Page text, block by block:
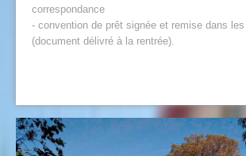
correspondance
- convention de prêt signée et remise dans
(document délivré à la rentrée).